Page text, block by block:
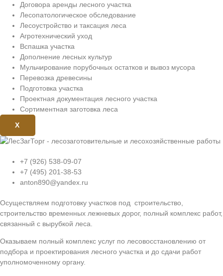
Договора аренды лесного участка
Лесопатологическое обследование
Лесоустройство и таксация леса
Агротехнический уход
Вспашка участка
Дополнение лесных культур
Мульчирование порубочных остатков и вывоз мусора
Перевозка древесины
Подготовка участка
Проектная документация лесного участка
Сортиментная заготовка леса
X
+7 (926) 538-09-07
+7 (495) 201-38-53
anton890@yandex.ru
Осуществляем подготовку участков под строительство,
строительство временных лежневых дорог, полный комплекс работ,
связанный с вырубкой леса.
Оказываем полный комплекс услуг по лесовосстановлению от
подбора и проектирования лесного участка и до сдачи работ
уполномоченному органу.